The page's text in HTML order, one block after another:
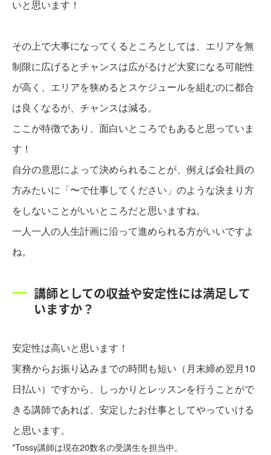
いと思います！
その上で大事になってくるところとしては、エリアを無
制限に広げるとチャンスは広がるけど大変になる可能性
が高く、エリアを狭めるとスケジュールを組むのに都合
は良くなるが、チャンスは減る。
ここが特徴であり、面白いところでもあると思っていま
す！
自分の意思によって決められることが、例えば会社員の
方みたいに「〜で仕事してください」のような決まり方
をしないことがいいところだと思いますね。
一人一人の人生計画に沿って進められる方がいいですよ
ね。
講師としての収益や安定性には満足して
いますか？
安定性は高いと思います！
実務からお振り込みまでの時間も短い（月末締め翌月10
日払い）ですから、しっかりとレッスンを行うことがで
きる講師であれば、安定したお仕事としてやっていける
と思います。
*Tossy講師は現在20数名の受講生を担当中。